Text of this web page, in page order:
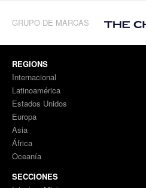
GRUPO DE MARCAS
REGIONS
Internacional
Latinoamérica
Estados Unidos
Europa
Asia
África
Oceanía
SECCIONES